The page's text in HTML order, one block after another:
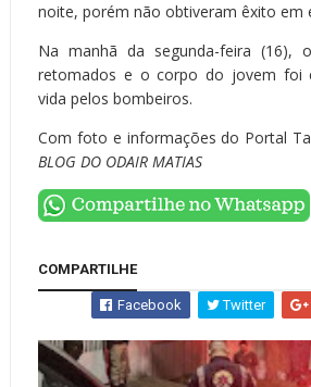
noite, porém não obtiveram êxito em
Na manhã da segunda-feira (16),
retomados e o corpo do jovem foi
vida pelos bombeiros.
Com foto e informações do Portal
BLOG DO ODAIR MATIAS
COMPARTILHE
Facebook Twitter